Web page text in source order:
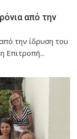
από την
την ίδρυση του
Επιτροπή...